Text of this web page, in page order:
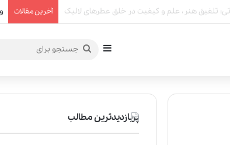
آخرین مقالات آیا استفاده از عطر برای کودکان خطرناک است؟
سایدبارجستجو
پربازدیدترین مطالب